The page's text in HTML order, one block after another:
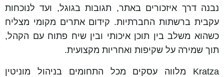
נבנה דרך איזכורים באתר, תגובות בגוגל, ועד לנוכחות
עקבית ברשתות החברתיות. קידום אתרים מקומי מצליח
כשהוא משלב בין תוכן איכותי ובין שיח פתוח עם הקהל,
תוך שמירה על שקיפות ואחריות מקצועית.
Kratza מלווה עסקים מכל התחומים בניהול מוניטין